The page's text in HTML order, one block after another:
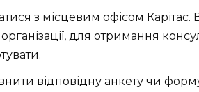
з місцевим офісом
організації, для отримання
відповідну анкету чи